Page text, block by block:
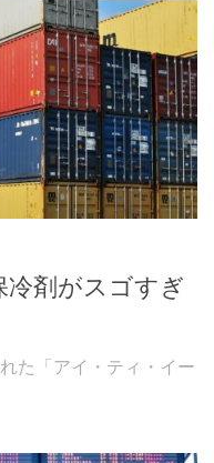
剤がスゴすぎ
た「アイ・ティ・イー